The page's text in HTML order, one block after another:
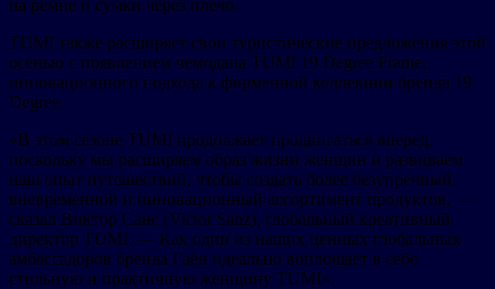
на ремне и сумки через плечо.
TUMI также расширяет свои туристические предложения этой
осенью с появлением чемодана TUMI 19 Degree Frame,
инновационного подхода к фирменной коллекции бренда 19
Degree.
«В этом сезоне TUMI продолжает продвигаться вперед,
поскольку мы расширяем образ жизни женщин и развиваем
наш опыт путешествий, чтобы создать более безупречный,
вневременной и инновационный ассортимент продуктов, —
сказал Виктор Санс (Victor Sanz), глобальный креативный
директор TUMI. — Как один из наших ценных глобальных
амбассадоров бренда Гаён идеально воплощает в себе
стильную и практичную женщину TUMI».